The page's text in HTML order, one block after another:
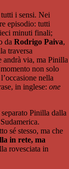
i sensi. Nei
episodio: tutti
minuti finali;
da Rodrigo Paiva,
traversa
andrà via, ma Pinilla
non solo
nella
in inglese: one
Pinilla dalla
sé stesso, ma che
in rete, ma
rovesciata in